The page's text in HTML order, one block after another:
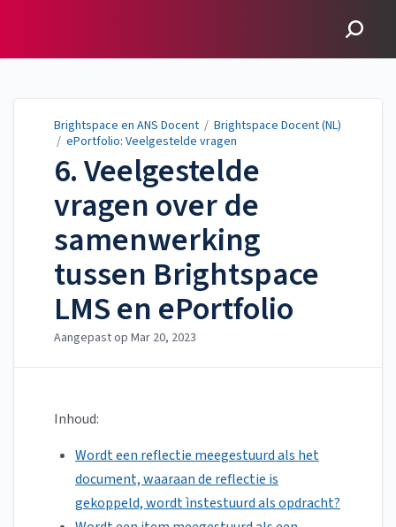
Brightspace en ANS Docent / Brightspace Docent (NL)
/ ePortfolio: Veelgestelde vragen
6. Veelgestelde
vragen over de
samenwerking
tussen Brightspace
LMS en ePortfolio
Aangepast op Mar 20, 2023
Inhoud:
Wordt een reflectie meegestuurd als het
document, waaraan de reflectie is
gekoppeld, wordt ìnstestuurd als opdracht?